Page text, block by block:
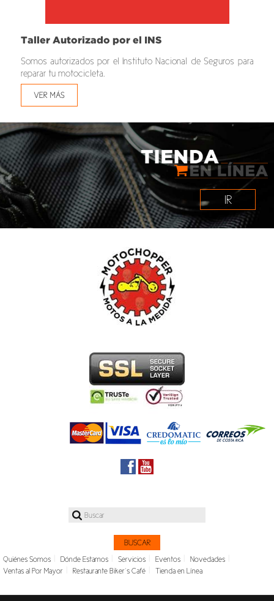
Taller Autorizado por el INS
Somos autorizados por el Instituto Nacional de Seguros para
reparar tu motocicleta.
VER MÁS
IR
Quiénes Somos Dónde Estamos Servicios Eventos Novedades
Ventas al Por Mayor Restaurante Biker´s Café Tienda en Línea